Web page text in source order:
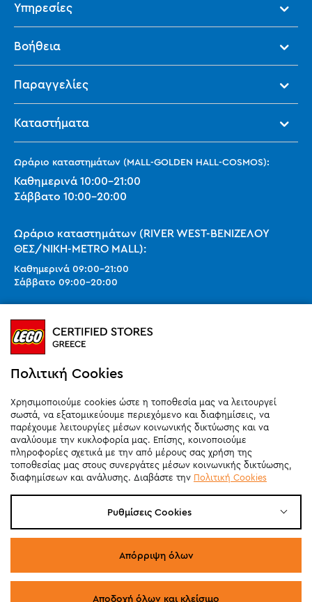
Υπηρεσίες
Βοήθεια
Παραγγελίες
Καταστήματα
Ωράριο καταστημάτων (MALL-GOLDEN HALL-COSMOS):
Καθημερινά 10:00-21:00
Σάββατο 10:00-20:00
Ωράριο καταστημάτων (RIVER WEST-ΒΕΝΙΖΕΛΟΥ
ΘΕΣ/ΝΙΚΗ-METRO MALL):
Καθημερινά 09:00-21:00
Σάββατο 09:00-20:00
Ωράριο καταστημάτων (SMART PARK):
Καθημερινά10:00-21:00
Σάββατο09:00
Κυριακή 11:00-20:00 (έως 25/10)
orders@legostoregreece.gr
Αρ.Γ.Ε.ΜΗ: 084878102000
Πολιτική Cookies
Χρησιμοποιούμε cookies ώστε η τοποθεσία μας να λειτουργεί
σωστά, να εξατομικεύουμε περιεχόμενο και διαφημίσεις, να
παρέχουμε λειτουργίες μέσων κοινωνικής δικτύωσης και να
αναλύουμε την κυκλοφορία μας. Επίσης, κοινοποιούμε
πληροφορίες σχετικά με την από μέρους σας χρήση της
τοποθεσίας μας στους συνεργάτες μέσων κοινωνικής δικτύωσης,
διαφημίσεων και ανάλυσης. Διαβάστε την Πολιτική Cookies
Ρυθμίσεις Cookies
Απόρριψη όλων
Αποδοχή όλων και κλείσιμο